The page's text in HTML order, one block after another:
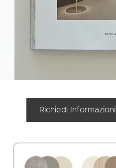
Richiedi Informazioni